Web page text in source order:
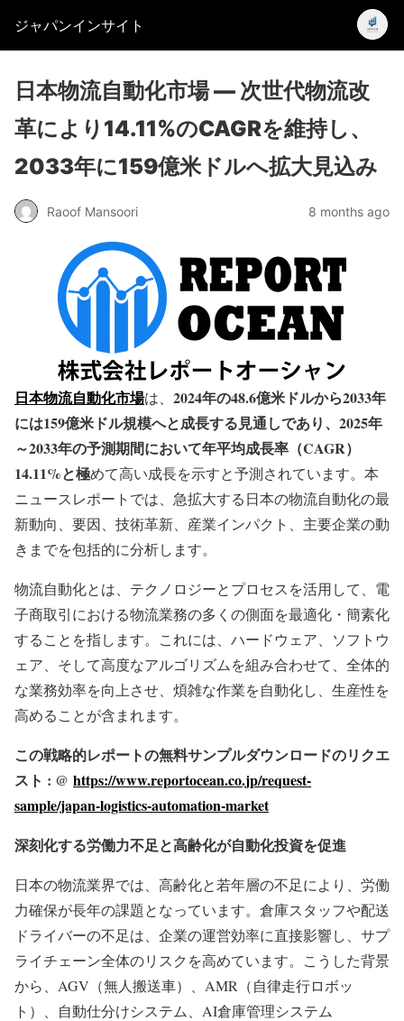
ジャパンインサイト
日本物流自動化市場 — 次世代物流改
革により14.11%のCAGRを維持し、
2033年に159億米ドルへ拡大見込み
Raoof Mansoori 8 months ago
日本物流自動化市場は、 2024年の48.6億米ドルから2033年
には159億米ドル規模へと成長する見通しであり、2025年
～2033年の予測期間において年平均成長率（CAGR）
14.11%と極めて高い成長を示すと予測されています。本
ニュースレポートでは、急拡大する日本の物流自動化の最
新動向、要因、技術革新、産業インパクト、主要企業の動
きまでを包括的に分析します。
物流自動化とは、テクノロジーとプロセスを活用して、電
子商取引における物流業務の多くの側面を最適化・簡素化
することを指します。これには、ハードウェア、ソフトウ
ェア、そして高度なアルゴリズムを組み合わせて、全体的
な業務効率を向上させ、煩雑な作業を自動化し、生産性を
高めることが含まれます。
この戦略的レポートの無料サンプルダウンロードのリクエ
スト : @ https://www.reportocean.co.jp/request-
sample/japan-logistics-automation-market
深刻化する労働力不足と高齢化が自動化投資を促進
日本の物流業界では、高齢化と若年層の不足により、労働
力確保が長年の課題となっています。倉庫スタッフや配送
ドライバーの不足は、企業の運営効率に直接影響し、サプ
ライチェーン全体のリスクを高めています。こうした背景
から、AGV（無人搬送車）、AMR（自律走行ロボッ
ト）、自動仕分けシステム、AI倉庫管理システム